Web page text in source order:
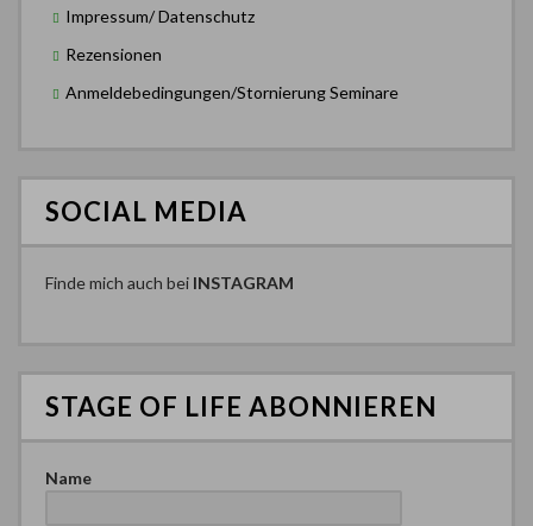
Impressum/ Datenschutz
Rezensionen
Anmeldebedingungen/Stornierung Seminare
SOCIAL MEDIA
Finde mich auch bei INSTAGRAM
STAGE OF LIFE ABONNIEREN
Name